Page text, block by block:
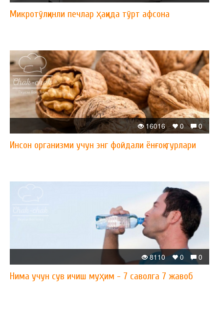
Микротўлқинли печлар ҳақида тўрт афсона
0
0
16016
Инсон организми учун энг фойдали ёнғоқ турлари
0
0
8110
Нима учун сув ичиш муҳим - 7 саволга 7 жавоб